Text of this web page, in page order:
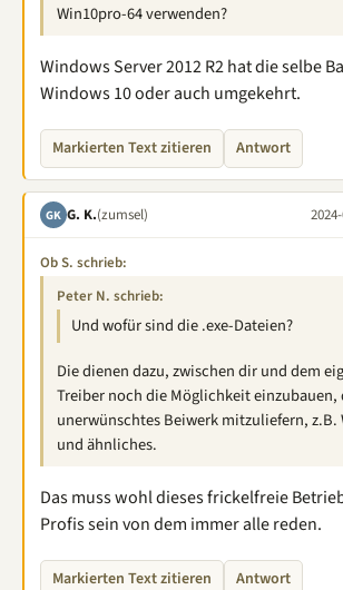
Win10pro-64 verwenden?
Windows Server 2012 R2 hat die selbe
Windows 10 oder auch umgekehrt.
Markierten Text zitieren Antwort
GK G. K.(zumsel)
Ob S. schrieb:
Peter N. schrieb:
Und wofür sind die .exe-Dateien?
Die dienen dazu, zwischen dir und dem
Treiber noch die Möglichkeit einzubauen,
unerwünschtes Beiwerk mitzuliefern, z.B.
und ähnliches.
Das muss wohl dieses frickelfreie
Profis sein von dem immer alle reden.
Markierten Text zitieren Antwort